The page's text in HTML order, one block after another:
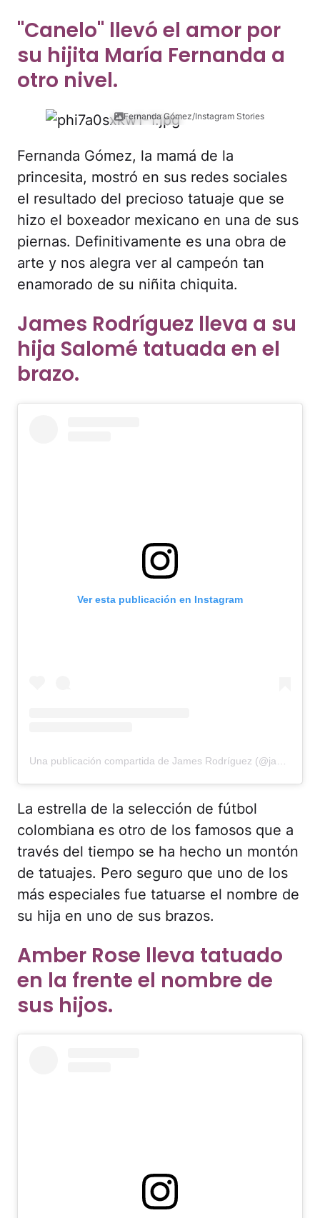
"Canelo" llevó el amor por
su hijita María Fernanda a
otro nivel.
Fernanda Gómez/Instagram Stories
Fernanda Gómez, la mamá de la
princesita, mostró en sus redes sociales
el resultado del precioso tatuaje que se
hizo el boxeador mexicano en una de sus
piernas. Definitivamente es una obra de
arte y nos alegra ver al campeón tan
enamorado de su niñita chiquita.
James Rodríguez lleva a su
hija Salomé tatuada en el
brazo.
Ver esta publicación en Instagram
La estrella de la selección de fútbol
colombiana es otro de los famosos que a
través del tiempo se ha hecho un montón
de tatuajes. Pero seguro que uno de los
más especiales fue tatuarse el nombre de
su hija en uno de sus brazos.
Amber Rose lleva tatuado
en la frente el nombre de
sus hijos.